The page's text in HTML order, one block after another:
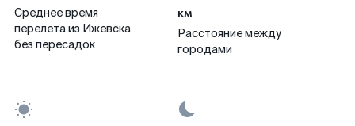
Среднее время
перелета из Ижевска
без пересадок
км
Расстояние между
городами